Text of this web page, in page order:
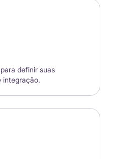
definir suas
integração.